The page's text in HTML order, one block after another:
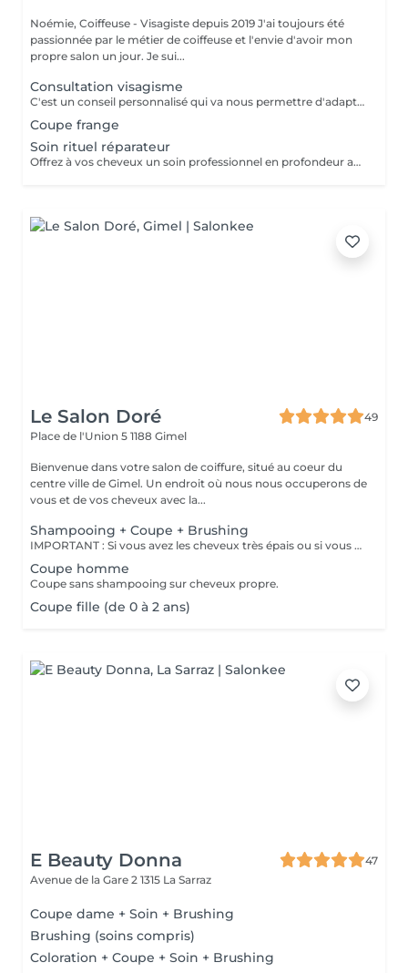
Noémie, Coiffeuse - Visagiste depuis 2019 J'ai toujours été
passionnée par le métier de coiffeuse et l'envie d'avoir mon
propre salon un jour. Je sui...
Consultation visagisme
C'est un conseil personnalisé qui va nous permettre d'adapter la forme, la texture, la couleur et le volume de la coupe à votre propre style. La consultation visagiste est offerte en cas de prise de rendez-vous. Elle est facturée si aucun rendez-vous n'est confirmé.
Coupe frange
Soin rituel réparateur
Offrez à vos cheveux un soin professionnel en profondeur avec la gamme Kevin Murphy Repair. Conçu pour hydrater, nourrir et renforcer la fibre capillaire, ce rituel cible les cheveux secs, fragilisés, abîmés ou sur-traités.
Le Salon Doré
49
Place de l'Union 5 1188 Gimel
Bienvenue dans votre salon de coiffure, situé au coeur du
centre ville de Gimel. Un endroit où nous nous occuperons de
vous et de vos cheveux avec la...
Shampooing + Coupe + Brushing
IMPORTANT : Si vous avez les cheveux très épais ou si vous souhaitez une finition wavy/ondulation, merci d'ajouter la prestation "Supplément cheveux épais / Finition wavy ou ondulation" avant de valider votre rendez-vous. Ce supplément est GRATUIT, mais il nous permet de prévoir le temps nécessaire afin de réaliser votre coiffure selon vos envies.
Coupe homme
Coupe sans shampooing sur cheveux propre.
Coupe fille (de 0 à 2 ans)
E Beauty Donna
47
Avenue de la Gare 2 1315 La Sarraz
Coupe dame + Soin + Brushing
Brushing (soins compris)
Coloration + Coupe + Soin + Brushing